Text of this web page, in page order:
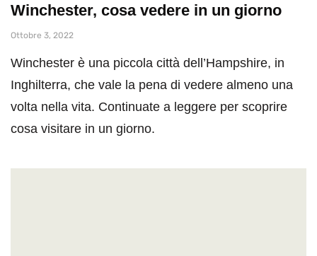
Winchester, cosa vedere in un giorno
Ottobre 3, 2022
Winchester è una piccola città dell’Hampshire, in
Inghilterra, che vale la pena di vedere almeno una
volta nella vita. Continuate a leggere per scoprire
cosa visitare in un giorno.